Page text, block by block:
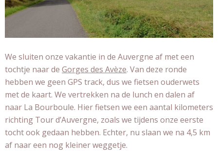
We sluiten onze vakantie in de Auvergne af met een
tochtje naar de Gorges des Avèze. Van deze ronde
hebben we geen GPS track, dus we fietsen ouderwets
met de kaart. We vertrekken na de lunch en dalen af
naar La Bourboule. Hier fietsen we een aantal kilometers
richting Tour d’Auvergne, zoals we tijdens onze eerste
tocht ook gedaan hebben. Echter, nu slaan we na 4,5 km
af naar een nog kleiner weggetje.